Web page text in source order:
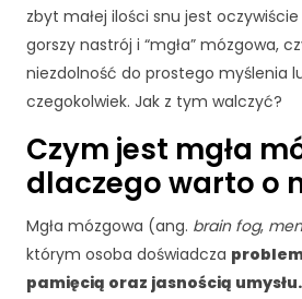
zbyt małej ilości snu jest
gorszy nastrój i “mgła” mózgowa,
niezdolność do prostego myślenia
czegokolwiek. Jak z tym walczyć?
Czym jest mgła
dlaczego warto o
Mgła mózgowa (ang. brain fog,
którym osoba doświadcza
pamięcią oraz jasnością umysłu.